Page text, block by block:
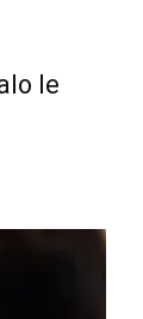
le